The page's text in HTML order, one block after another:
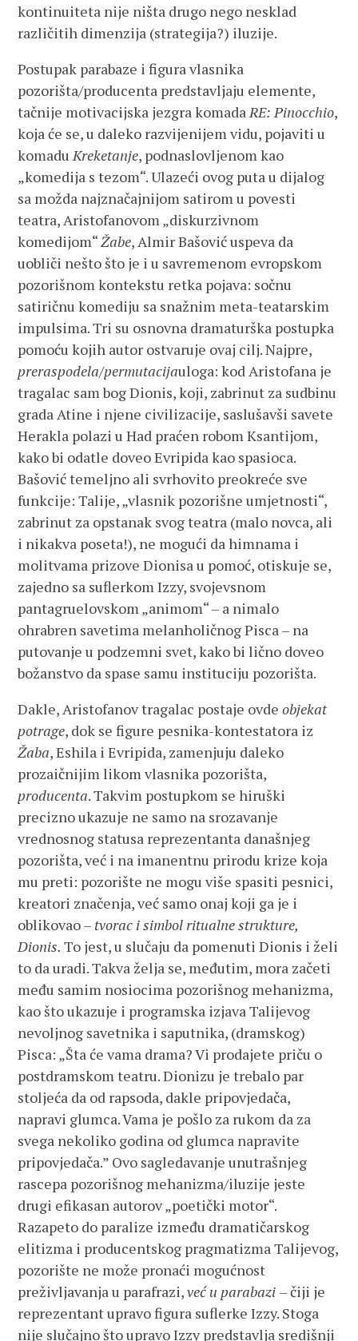
kontinuiteta nije ništa drugo nego nesklad
različitih dimenzija (strategija?) iluzije.
Postupak parabaze i figura vlasnika
pozorišta/producenta predstavljaju elemente,
tačnije motivacijska jezgra komadaRE: Pinocchio,
koja će se, u daleko razvijenijem vidu, pojaviti u
komaduKreketanje, podnaslovljenom kao
„komedija s tezom“. Ulazeći ovog puta u dijalog
sa možda najznačajnijom satirom u povesti
teatra, Aristofanovom „diskurzivnom
komedijom“Žabe, Almir Bašović uspeva da
uobliči nešto što je i u savremenom evropskom
pozorišnom kontekstu retka pojava: sočnu
satiričnu komediju sa snažnim meta-teatarskim
impulsima. Tri su osnovna dramaturška postupka
pomoću kojih autor ostvaruje ovaj cilj. Najpre,
preraspodela/permutacijauloga: kod Aristofana je
tragalac sam bog Dionis, koji, zabrinut za sudbinu
grada Atine i njene civilizacije, saslušavši savete
Herakla polazi u Had praćen robom Ksantijom,
kako bi odatle doveo Evripida kao spasioca.
Bašović temeljno ali svrhovito preokreće sve
funkcije: Talije, „vlasnik pozorišne umjetnosti“,
zabrinut za opstanak svog teatra (malo novca, ali
i nikakva poseta!), ne mogući da himnama i
molitvama prizove Dionisa u pomoć, otiskuje se,
zajedno sa suflerkom Izzy, svojevsnom
pantagruelovskom „animom“ – a nimalo
ohrabren savetima melanholičnog Pisca – na
putovanje u podzemni svet, kako bi lično doveo
božanstvo da spase samu instituciju pozorišta.
Dakle, Aristofanov tragalac postaje ovdeobjekat
potrage, dok se figure pesnika-kontestatora iz
Žaba, Eshila i Evripida, zamenjuju daleko
prozaičnijim likom vlasnika pozorišta,
producenta. Takvim postupkom se hiruški
precizno ukazuje ne samo na srozavanje
vrednosnog statusa reprezentanta današnjeg
pozorišta, već i na imanentnu prirodu krize koja
mu preti: pozorište ne mogu više spasiti pesnici,
kreatori značenja, već samo onaj koji ga je i
oblikovao – tvorac i simbol ritualne strukture,
Dionis.To jest, u slučaju da pomenuti Dionis i želi
to da uradi. Takva želja se, međutim, mora začeti
među samim nosiocima pozorišnog mehanizma,
kao što ukazuje i programska izjava Talijevog
nevoljnog savetnika i saputnika, (dramskog)
Pisca: „Šta će vama drama? Vi prodajete priču o
postdramskom teatru. Dionizu je trebalo par
stoljeća da od rapsoda, dakle pripovjedača,
napravi glumca. Vama je pošlo za rukom da za
svega nekoliko godina od glumca napravite
pripovjedača.” Ovo sagledavanje unutrašnjeg
rascepa pozorišnog mehanizma/iluzije jeste
drugi efikasan autorov „poetički motor“.
Razapeto do paralize između dramatičarskog
elitizma i producentskog pragmatizma Talijevog,
pozorište ne može pronaći mogućnost
preživljavanja u parafrazi,već u parabazi – čiji je
reprezentant upravo figura suflerke Izzy. Stoga
nije slučajno što upravo Izzy predstavlja središnji